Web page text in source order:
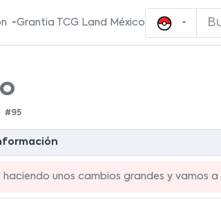
Grantia TCG Land México
#95
haciendo unos cambios grandes y vamos